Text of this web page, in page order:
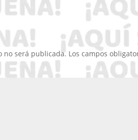
no será publicada. Los campos